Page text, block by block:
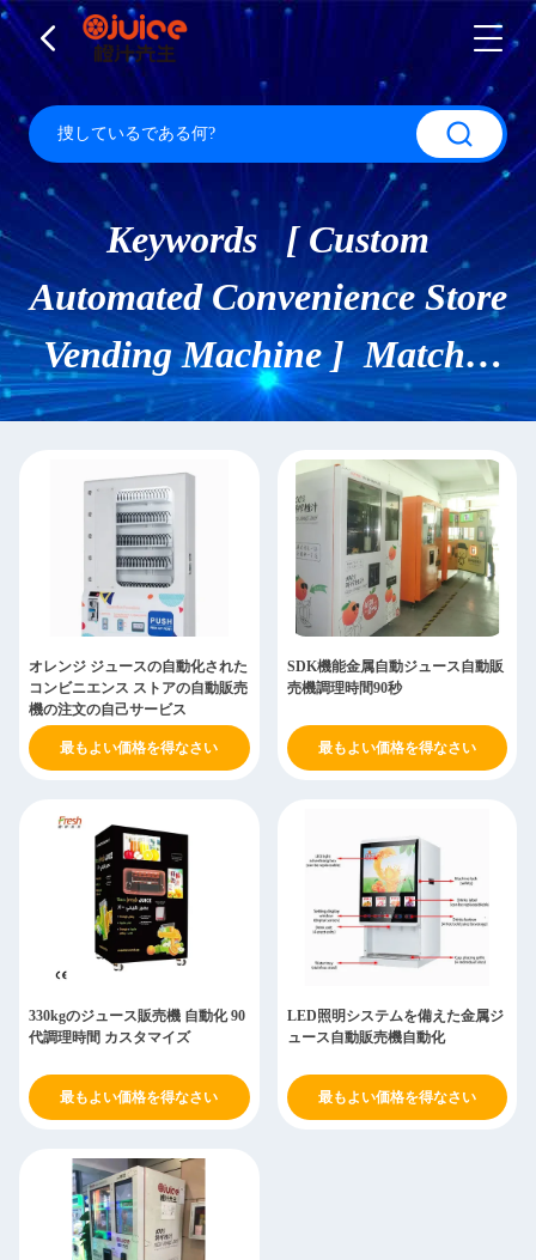
Keywords [ Custom
Automated Convenience Store
Vending Machine ] Match 5
製品.
オレンジ ジュースの自動化された
コンビニエンス ストアの自動販売
機の注文の自己サービス
最もよい価格を得なさい
SDK機能金属自動ジュース自動販
売機調理時間90秒
最もよい価格を得なさい
330kgのジュース販売機 自動化 90
代調理時間 カスタマイズ
最もよい価格を得なさい
LED照明システムを備えた金属ジ
ュース自動販売機自動化
最もよい価格を得なさい